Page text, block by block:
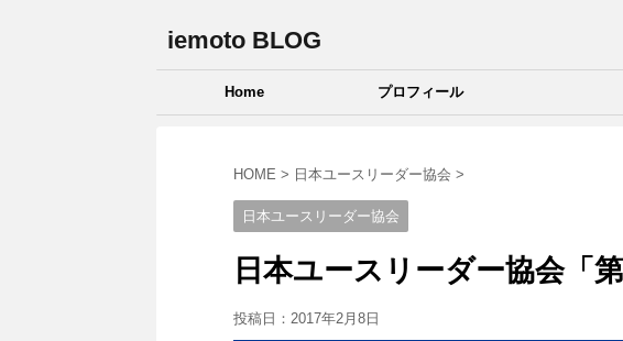
iemoto BLOG
Home プロフィール
HOME > 日本ユースリーダー協会 >
日本ユースリーダー協会
日本ユースリーダー協会「
投稿日： 2017年2月8日